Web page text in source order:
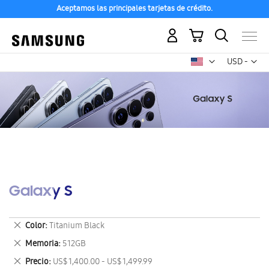
Aceptamos las principales tarjetas de crédito.
USD -
dólar
Mi carrito
Galaxy S
Color Titanium Black
Eliminar
este
artículo
Memoria 512GB
Eliminar
este
Precio US$ 1,400.00 - US$ 1,499.99
Eliminar